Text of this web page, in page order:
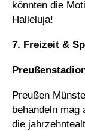
könnten die
Halleluja!
7. Freizeit &
Preußen
behandeln mag
die